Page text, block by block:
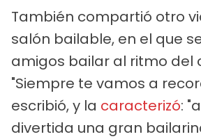
También compartió otro
salón bailable, en el que
amigos bailar al ritmo del
"Siempre te vamos a
escribió, y la caracterizó:
divertida una gran